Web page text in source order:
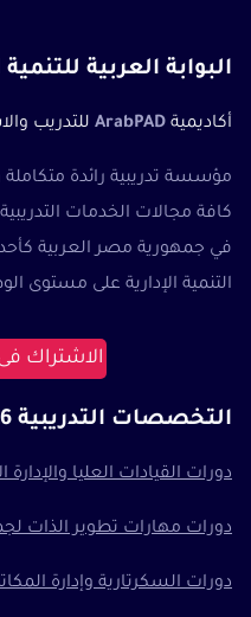
البوابة العربية للتنمية
أكاديمية ArabPAD للتدريب
مؤسسة تدريبية رائدة
في جمهورية مصر العربية
التنمية الإدارية على مستوى
الاشتراك فى
التخصصات التدريبية 2026
دورات القيادات العليا والإدارة
دورات مهارات تطوير الذات
دورات السكرتارية وإدارة